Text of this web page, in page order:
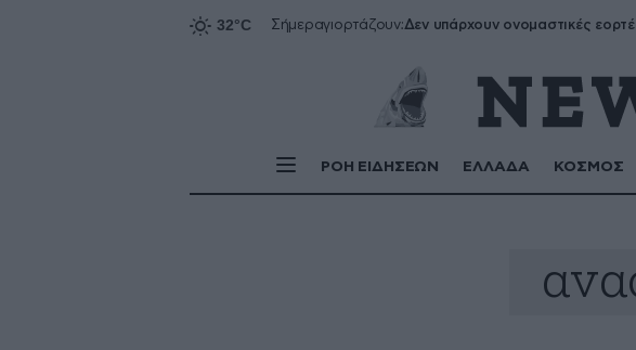
Σήμεραγιορτάζουν:Δεν υπάρχουν ονομαστικές
ΡΟΗ ΕΙΔΗΣΕΩΝ ΕΛΛΑΔΑ ΚΟΣΜΟΣ